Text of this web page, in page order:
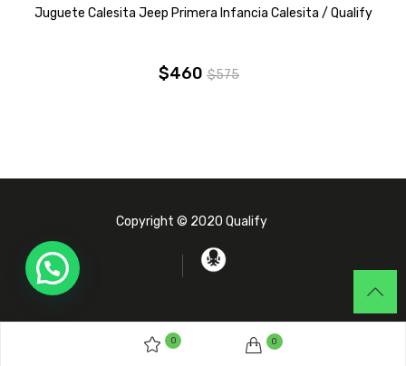
Juguete Calesita Jeep Primera Infancia Calesita / Qualify
$575
El
era:
$460
El
es:
Copyright © 2020 Qualify
0 0